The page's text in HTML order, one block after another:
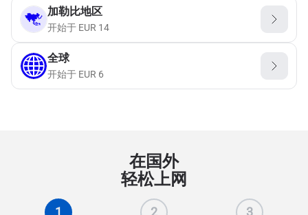
加勒比地区
开始于 EUR 14
全球
开始于 EUR 6
在国外
轻松上网
1 2 3